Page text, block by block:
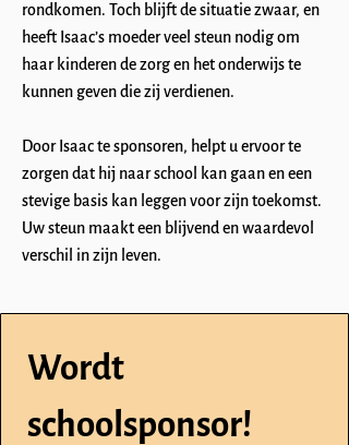
rondkomen. Toch blijft de situatie zwaar, en
heeft Isaac’s moeder veel steun nodig om
haar kinderen de zorg en het onderwijs te
kunnen geven die zij verdienen.
Door Isaac te sponsoren, helpt u ervoor te
zorgen dat hij naar school kan gaan en een
stevige basis kan leggen voor zijn toekomst.
Uw steun maakt een blijvend en waardevol
verschil in zijn leven.
Wordt
schoolsponsor!